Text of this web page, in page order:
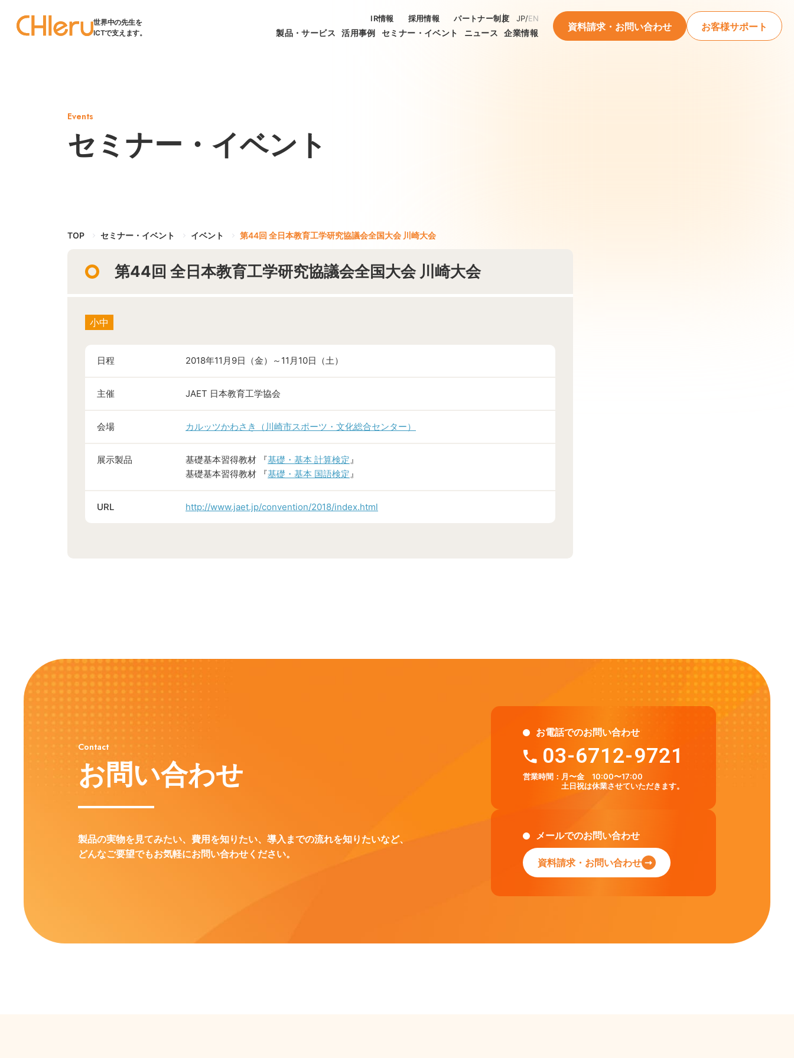
世界中の先生を
ICTで支えます。
製品・サービス 活用事例 セミナー・イベント ニュース 企業情報
IR情報 採用情報 パートナー制度 JP/EN
資料請求・お問い合わせ お客様サポート
Events
セミナー・イベント
TOP セミナー・イベント イベント 第44回 全日本教育工学研究協議会全国大会 川崎大会
第44回 全日本教育工学研究協議会全国大会 川崎大会
小中
日程 2018年11月9日（金）～11月10日（土）
主催 JAET 日本教育工学協会
会場 カルッツかわさき（川崎市スポーツ・文化総合センター）
展示製品 基礎基本習得教材 『基礎・基本 計算検定』
基礎基本習得教材 『基礎・基本 国語検定』
URL http://www.jaet.jp/convention/2018/index.html
Contact
お問い合わせ
製品の実物を見てみたい、費用を知りたい、導入までの流れを知りたいなど、
どんなご要望でもお気軽にお問い合わせください。
お電話でのお問い合わせ
03-6712-9721
営業時間： 月〜金 10:00〜17:00
土日祝は休業させていただきます。
メールでのお問い合わせ
資料請求・お問い合わせ